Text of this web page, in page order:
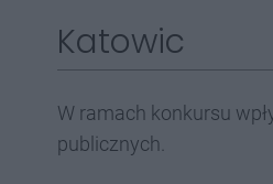
Katowic
W ramach konkursu
publicznych.